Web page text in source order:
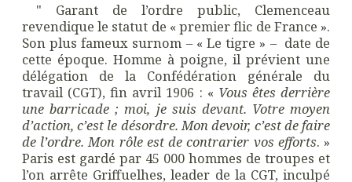
" Garant de l’ordre public, Clemenceau
revendique le statut de « premier flic de France ».
Son plus fameux surnom – « Le tigre » – date de
cette époque. Homme à poigne, il prévient une
délégation de la Confédération générale du
travail (CGT), fin avril 1906 : « Vous êtes derrière
une barricade ; moi, je suis devant. Votre moyen
d’action, c’est le désordre. Mon devoir, c’est de faire
de l’ordre. Mon rôle est de contrarier vos efforts. »
Paris est gardé par 45 000 hommes de troupes et
l’on arrête Griffuelhes, leader de la CGT, inculpé